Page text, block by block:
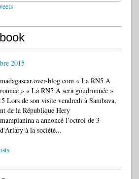
2015
blog.com « La RN5 A
» « La RN5 A sera goudronnée »
Lors de son visite vendredi à Sambava,
de la République Hery
a annoncé l’octroi de 3
à la société...